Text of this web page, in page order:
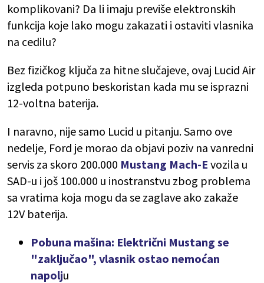
komplikovani? Da li imaju previše elektronskih
funkcija koje lako mogu zakazati i ostaviti vlasnika
na cedilu?
Bez fizičkog ključa za hitne slučajeve, ovaj Lucid Air
izgleda potpuno beskoristan kada mu se isprazni
12-voltna baterija.
I naravno, nije samo Lucid u pitanju. Samo ove
nedelje, Ford je morao da objavi poziv na vanredni
servis za skoro 200.000 Mustang Mach-E vozila u
SAD-u i još 100.000 u inostranstvu zbog problema
sa vratima koja mogu da se zaglave ako zakaže
12V baterija.
Pobuna mašina: Električni Mustang se
"zaključao", vlasnik ostao nemoćan
napolju